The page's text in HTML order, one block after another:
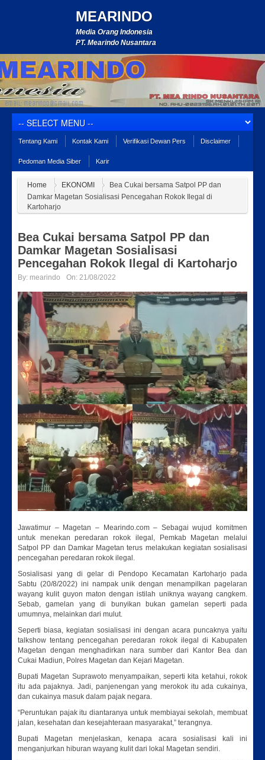
MEARINDO
Media Orang Indonesia
PT. Mearindo Nusantara
Tentang Kami Kontak Kami Verifikasi Dewan Pers Disclaimer
Pedoman Media Siber Karir
Home EKONOMI
Bea Cukai bersama Satpol PP dan
Damkar Magetan Sosialisasi Pencegahan Rokok Ilegal di
Kartoharjo
Bea Cukai bersama Satpol PP dan
Damkar Magetan Sosialisasi
Pencegahan Rokok Ilegal di Kartoharjo
By: mearindo On: 21/08/2022
Jawatimur – Magetan – Mearindo.com – Sebagai wujud komitmen
untuk menekan peredaran rokok ilegal, Pemkab Magetan melalui
Satpol PP dan Damkar Magetan terus melakukan kegiatan sosialisasi
pencegahan peredaran rokok ilegal.
Sosialisasi yang di gelar di Pendopo Kecamatan Kartoharjo pada
Sabtu (20/8/2022) ini nampak unik dengan menampilkan pagelaran
wayang kulit guyon maton dengan istilah uniknya wayang cangkem.
Sebab, gamelan yang di bunyikan bukan gamelan seperti pada
umumnya, melainkan dari mulut.
Seperti biasa, kegiatan sosialisasi ini dengan acara puncaknya yaitu
talkshow tentang pencegahan peredaran rokok ilegal di Kabupaten
Magetan dengan menghadirkan nara sumber dari Kantor Bea dan
Cukai Madiun, Polres Magetan dan Kejari Magetan.
Bupati Magetan Suprawoto menyampaikan, seperti kita ketahui, rokok
itu ada pajaknya. Jadi, panjenengan yang merokok itu ada cukainya,
dan cukainya masuk dalam pajak negara.
“Peruntukan pajak itu diantaranya untuk membiayai sekolah, membuat
jalan, kesehatan dan kesejahteraan masyarakat,” terangnya.
Bupati Magetan menjelaskan, kenapa acara sosialisasi kali ini
menganjurkan hiburan wayang kulit dari lokal Magetan sendiri.